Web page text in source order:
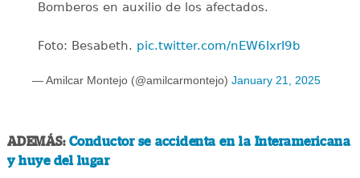
Bomberos en auxilio de los afectados.
Foto: Besabeth. pic.twitter.com/nEW6IxrI9b
— Amilcar Montejo (@amilcarmontejo) January 21, 2025
ADEMÁS: Conductor se accidenta en la Interamericana
y huye del lugar